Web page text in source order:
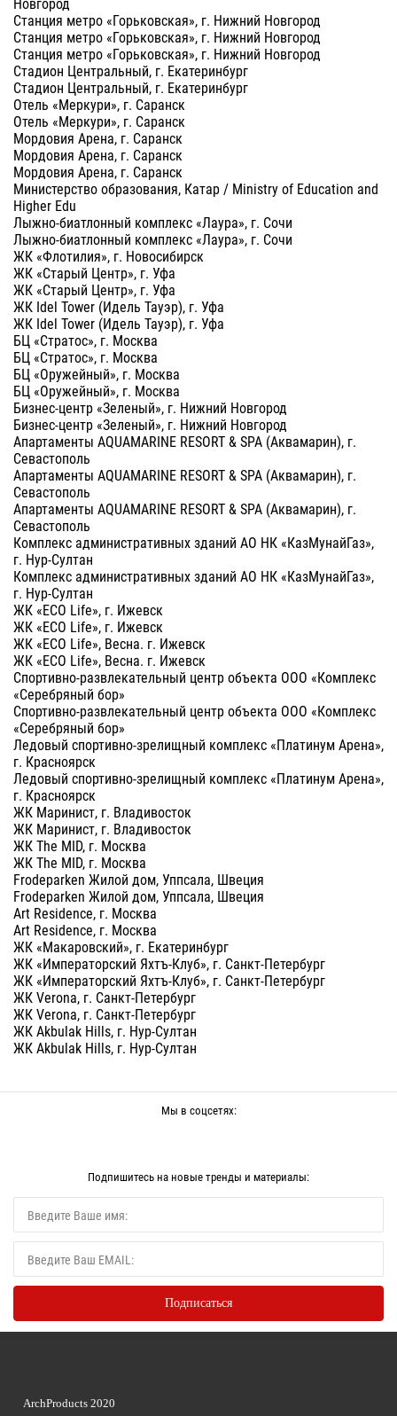
Станция метро «Горьковская», г. Нижний Новгород
Станция метро «Горьковская», г. Нижний Новгород
Станция метро «Горьковская», г. Нижний Новгород
Стадион Центральный, г. Екатеринбург
Стадион Центральный, г. Екатеринбург
Отель «Меркури», г. Саранск
Отель «Меркури», г. Саранск
Мордовия Арена, г. Саранск
Мордовия Арена, г. Саранск
Мордовия Арена, г. Саранск
Министерство образования, Катар / Ministry of Education and
Higher Edu
Лыжно-биатлонный комплекс «Лаура», г. Сочи
Лыжно-биатлонный комплекс «Лаура», г. Сочи
ЖК «Флотилия», г. Новосибирск
ЖК «Старый Центр», г. Уфа
ЖК «Старый Центр», г. Уфа
ЖК Idel Tower (Идель Тауэр), г. Уфа
ЖК Idel Tower (Идель Тауэр), г. Уфа
БЦ «Стратос», г. Москва
БЦ «Стратос», г. Москва
БЦ «Оружейный», г. Москва
БЦ «Оружейный», г. Москва
Бизнес-центр «Зеленый», г. Нижний Новгород
Бизнес-центр «Зеленый», г. Нижний Новгород
Апартаменты AQUAMARINE RESORT & SPA (Аквамарин), г.
Севастополь
Апартаменты AQUAMARINE RESORT & SPA (Аквамарин), г.
Севастополь
Апартаменты AQUAMARINE RESORT & SPA (Аквамарин), г.
Севастополь
Комплекс административных зданий АО НК «КазМунайГаз»,
г. Нур-Султан
Комплекс административных зданий АО НК «КазМунайГаз»,
г. Нур-Султан
ЖК «ECO Life», г. Ижевск
ЖК «ECO Life», г. Ижевск
ЖК «ECO Life», Весна. г. Ижевск
ЖК «ECO Life», Весна. г. Ижевск
Спортивно-развлекательный центр объекта ООО «Комплекс
«Серебряный бор»
Спортивно-развлекательный центр объекта ООО «Комплекс
«Серебряный бор»
Ледовый спортивно-зрелищный комплекс «Платинум Арена»,
г. Красноярск
Ледовый спортивно-зрелищный комплекс «Платинум Арена»,
г. Красноярск
ЖК Маринист, г. Владивосток
ЖК Маринист, г. Владивосток
ЖК The MID, г. Москва
ЖК The MID, г. Москва
Frodeparken Жилой дом, Уппсала, Швеция
Frodeparken Жилой дом, Уппсала, Швеция
Art Residence, г. Москва
Art Residence, г. Москва
ЖК «Макаровский», г. Екатеринбург
ЖК «Императорский Яхтъ-Клуб», г. Санкт-Петербург
ЖК «Императорский Яхтъ-Клуб», г. Санкт-Петербург
ЖК Verona, г. Санкт-Петербург
ЖК Verona, г. Санкт-Петербург
ЖК Akbulak Hills, г. Нур-Султан
ЖК Akbulak Hills, г. Нур-Султан
Мы в соцсетях:
Подпишитесь на новые тренды и материалы:
ArchProducts 2020